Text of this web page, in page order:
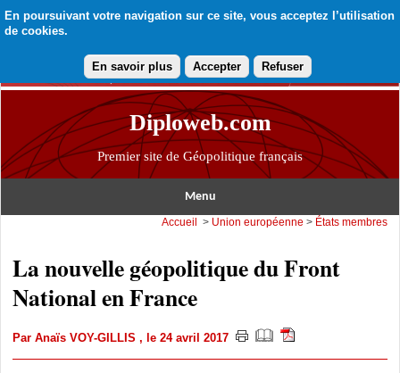
En poursuivant votre navigation sur ce site, vous acceptez l’utilisation
de cookies.
En savoir plus Accepter Refuser
Diploweb.com
Premier site de Géopolitique français
Menu
Accueil > Union européenne > États membres
La nouvelle géopolitique du Front
National en France
Par Anaïs VOY-GILLIS , le 24 avril 2017